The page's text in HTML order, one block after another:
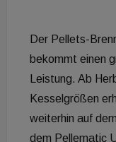
Der Pellets-
bekommt einen
Leistung. Ab
Kesselgrößen
weiterhin auf
dem Pellematic